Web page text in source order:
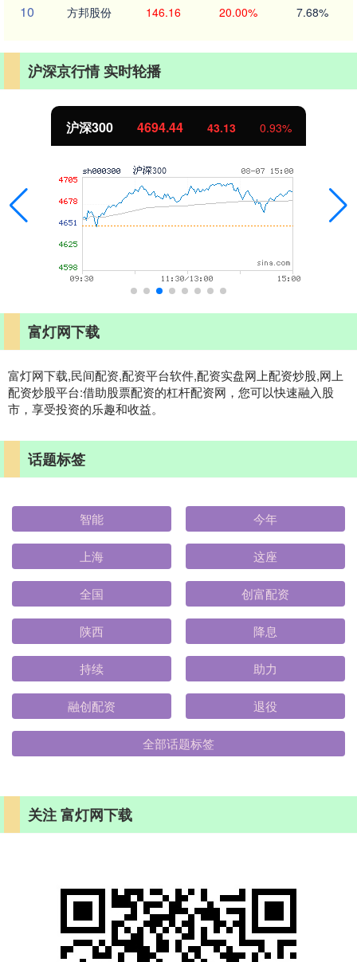
10 方邦股份 146.16 20.00% 7.68%
沪深京行情 实时轮播
北证50 1134.24 11.37 1.01%
富灯网下载
富灯网下载,民间配资,配资平台软件,配资实盘网上配资炒股,网上
配资炒股平台:借助股票配资的杠杆配资网，您可以快速融入股
市，享受投资的乐趣和收益。
话题标签
智能 今年
上海 这座
全国 创富配资
陕西 降息
持续 助力
融创配资 退役
全部话题标签
关注 富灯网下载